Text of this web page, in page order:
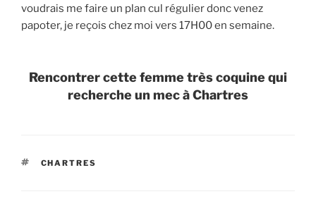
voudrais me faire un plan cul régulier donc venez
papoter, je reçois chez moi vers 17H00 en semaine.
Rencontrer cette femme très coquine qui
recherche un mec à Chartres
ÉTIQUETTES
CHARTRES